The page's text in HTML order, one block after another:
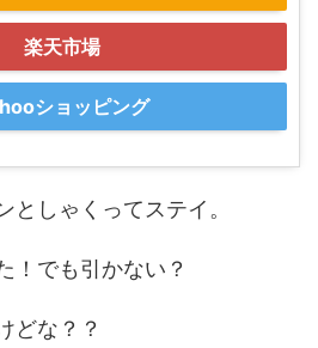
楽天市場
ショッピング
としゃくってステイ。
！でも引かない？
どな？？